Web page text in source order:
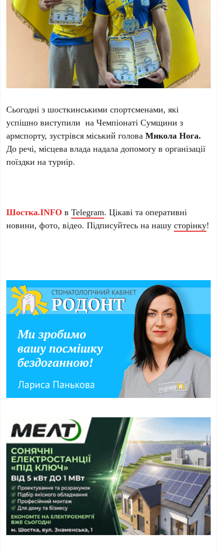
Сьогодні з шосткинськими спортсменами, які
успішно виступили на Чемпіонаті Сумщини з
армспорту, зустрівся міський головаМикола Нога.
До речі, місцева влада надала допомогу в організації
поїздки на турнір.
Шостка.INFO вTelegram. Цікаві та оперативні
новини, фото, відео. Підписуйтесь на нашусторінку!